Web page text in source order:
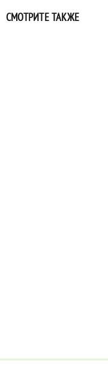
СМОТРИТЕ ТАКЖЕ